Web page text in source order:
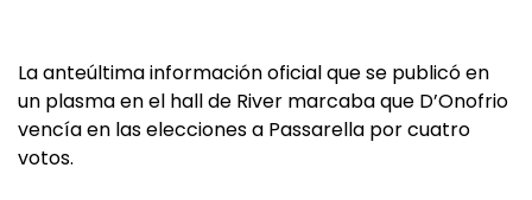
La anteúltima información oficial que se publicó en
un plasma en el hall de River marcaba que D’Onofrio
vencía en las elecciones a Passarella por cuatro
votos.